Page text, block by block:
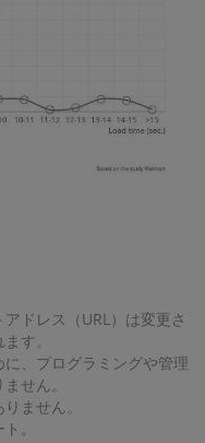
ドレス（URL）は変更さ
す。
、プログラミングや管理
せん。
ません。
。